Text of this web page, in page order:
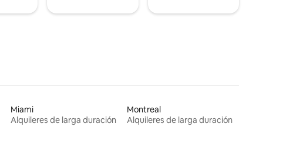
Miami
Alquileres de larga duración
Montreal
Alquileres de larga duración